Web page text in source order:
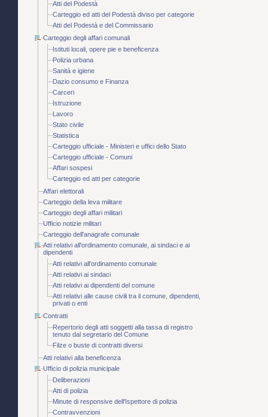
Atti del Podestà
Carteggio ed atti del Podestà diviso per categorie
Atti del Podestà e del Commissario
Carteggio degli affari comunali
Istituti locali, opere pie e beneficenza
Polizia urbana
Sanità e igiene
Dazio consumo e Finanza
Carceri
Istruzione
Lavoro
Stato civile
Statistica
Carteggio ufficiale - Ministeri e uffici dello Stato
Carteggio ufficiale - Comuni
Affari sospesi
Carteggio ed atti per categorie
Affari elettorali
Carteggio della leva militare
Carteggio degli affari militari
Ufficio notizie militari
Carteggio dell'anagrafe comunale
Atti relativi all'ordinamento comunale, ai sindaci e ai
dipendenti
Atti relativi all'ordinamento comunale
Atti relativi ai sindaci
Atti relativi ai dipendenti del comune
Atti relativi alle cause civili tra il comune, dipendenti,
privati o enti
Contratti
Repertorio degli atti soggetti alla tassa di registro
tenuto dal segretario del Comune
Filze o buste di contratti diversi
Atti relativi alla beneficenza
Ufficio di polizia municipale
Deliberazioni
Atti di polizia
Minute di responsive dell'Ispettore di polizia
Contravvenzioni